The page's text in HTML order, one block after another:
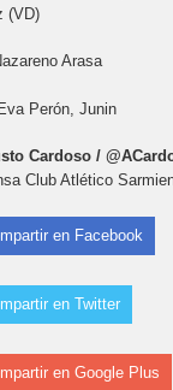
(VD)
Arasa
Eva Perón, Junin
Cardoso /
Club Atlético
en Facebook
en Twitter
en Google Plus